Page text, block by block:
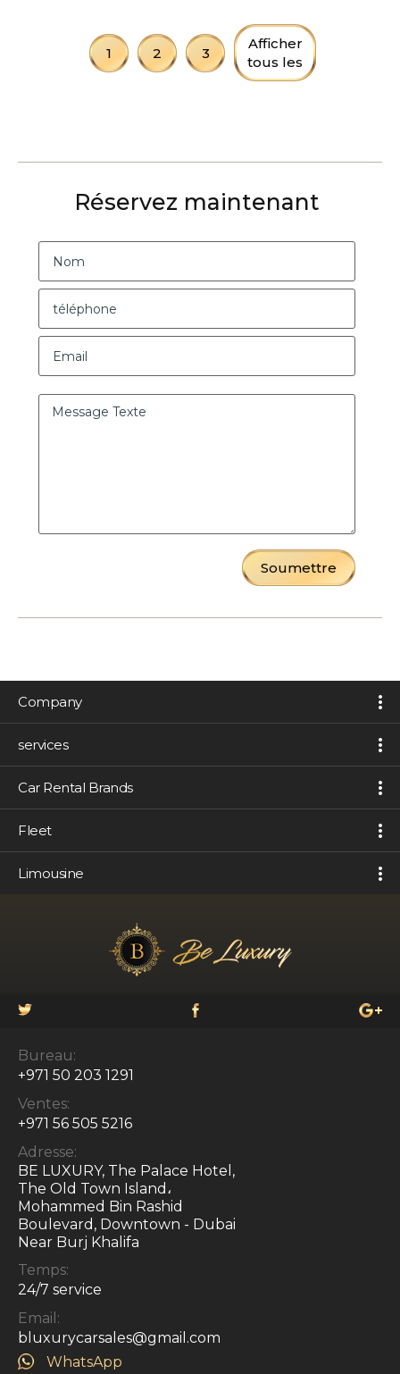
1 2 3
Afficher
tous les
Réservez maintenant
Soumettre
Company
services
Car Rental Brands
Fleet
Limousine
Bureau:
+971 50 203 1291
Ventes:
+971 56 505 5216
Adresse:
BE LUXURY, The Palace Hotel,
The Old Town Island،
Mohammed Bin Rashid
Boulevard, Downtown - Dubai
Near Burj Khalifa
Temps:
24/7 service
Email:
bluxurycarsales@gmail.com
WhatsApp